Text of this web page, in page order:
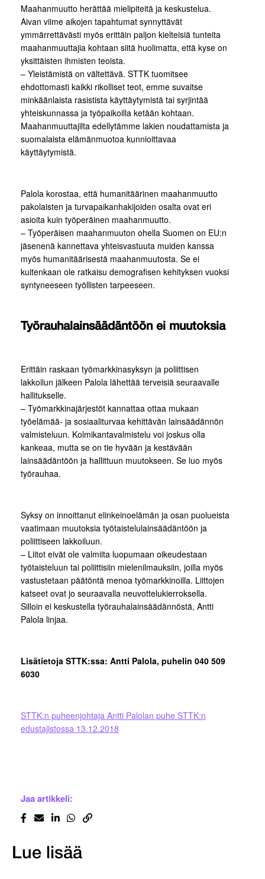
Maahanmuutto herättää mielipiteitä ja keskustelua.
Aivan viime aikojen tapahtumat synnyttävät
ymmärrettävästi myös erittäin paljon kielteisiä tunteita
maahanmuuttajia kohtaan siitä huolimatta, että kyse on
yksittäisten ihmisten teoista.
– Yleistämistä on vältettävä. STTK tuomitsee
ehdottomasti kaikki rikolliset teot, emme suvaitse
minkäänlaista rasistista käyttäytymistä tai syrjintää
yhteiskunnassa ja työpaikoilla ketään kohtaan.
Maahanmuuttajilta edellytämme lakien noudattamista ja
suomalaista elämänmuotoa kunnioittavaa
käyttäytymistä.
Palola korostaa, että humanitäärinen maahanmuutto
pakolaisten ja turvapaikanhakijoiden osalta ovat eri
asioita kuin työperäinen maahanmuutto.
– Työperäisen maahanmuuton ohella Suomen on EU:n
jäsenenä kannettava yhteisvastuuta muiden kanssa
myös humanitäärisestä maahanmuutosta. Se ei
kuitenkaan ole ratkaisu demografisen kehityksen vuoksi
syntyneeseen työllisten tarpeeseen.
Työrauhalainsäädäntöön ei muutoksia
Erittäin raskaan työmarkkinasyksyn ja poliittisen
lakkoilun jälkeen Palola lähettää terveisiä seuraavalle
hallitukselle.
– Työmarkkinajärjestöt kannattaa ottaa mukaan
työelämää- ja sosiaaliturvaa kehittävän lainsäädännön
valmisteluun. Kolmikantavalmistelu voi joskus olla
kankeaa, mutta se on tie hyvään ja kestävään
lainsäädäntöön ja hallittuun muutokseen. Se luo myös
työrauhaa.
Syksy on innoittanut elinkeinoelämän ja osan puolueista
vaatimaan muutoksia työtaistelulainsäädäntöön ja
poliittiseen lakkoiluun.
– Liitot eivät ole valmiita luopumaan oikeudestaan
työtaisteluun tai poliittisiin mielenilmauksiin, joilla myös
vastustetaan päätöntä menoa työmarkkinoilla. Liittojen
katseet ovat jo seuraavalla neuvottelukierroksella.
Silloin ei keskustella työrauhalainsäädännöstä, Antti
Palola linjaa.
Lisätietoja STTK:ssa: Antti Palola, puhelin 040 509
6030
STTK:n puheenjohtaja Antti Palolan puhe STTK:n
edustajistossa 13.12.2018
Jaa artikkeli:
Lue lisää